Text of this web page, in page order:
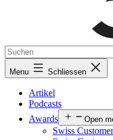
Menu Schliessen
Artikel
Podcasts
Awards
Open
Swiss